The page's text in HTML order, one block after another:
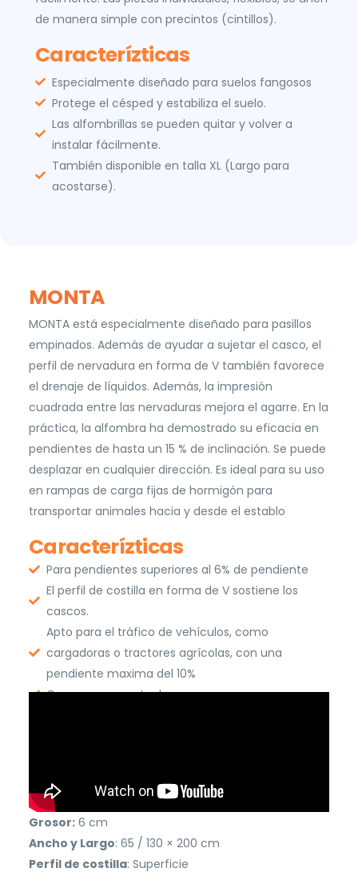
de manera simple con precintos (cintillos).
Caracterízticas
Especialmente diseñado para suelos fangosos
Protege el césped y estabiliza el suelo.
Las alfombrillas se pueden quitar y volver a
instalar fácilmente.
También disponible en talla XL (Largo para
acostarse).
MONTA
MONTA está especialmente diseñado para pasillos
empinados. Además de ayudar a sujetar el casco, el
perfil de nervadura en forma de V también favorece
el drenaje de líquidos. Además, la impresión
cuadrada entre las nervaduras mejora el agarre. En la
práctica, la alfombra ha demostrado su eficacia en
pendientes de hasta un 15 % de inclinación. Se puede
desplazar en cualquier dirección. Es ideal para su uso
en rampas de carga fijas de hormigón para
transportar animales hacia y desde el establo
Caracterízticas
Para pendientes superiores al 6% de pendiente
El perfil de costilla en forma de V sostiene los
cascos.
Apto para el tráfico de vehículos, como
cargadoras o tractores agrícolas, con una
pendiente maxima del 10%
Con un agarreextra bueno.
Grosor:6 cm
Ancho y Largo: 65 / 130 × 200 cm
Perfil de costilla: Superficie